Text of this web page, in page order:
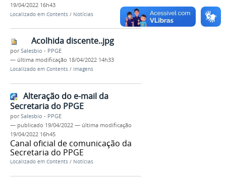
19/04/2022 16h43
Localizado em Contents / Notícias
Acolhida discente..jpg
porSalesbio - PPGE
— última modificação 18/04/2022 14h33
Localizado em Contents / Imagens
Alteração do e-mail da
Secretaria do PPGE
porSalesbio - PPGE
— publicado 19/04/2022 — última modificação
19/04/2022 16h45
Canal oficial de comunicação da
Secretaria do PPGE
Localizado em Contents / Notícias